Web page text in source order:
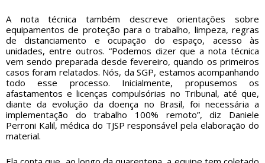
A nota técnica também descreve orientações sobre
equipamentos de proteção para o trabalho, limpeza, regras
de distanciamento e ocupação do espaço, acesso às
unidades, entre outros. “Podemos dizer que a nota técnica
vem sendo preparada desde fevereiro, quando os primeiros
casos foram relatados. Nós, da SGP, estamos acompanhando
todo esse processo. Inicialmente, propusemos os
afastamentos e licenças compulsórias no Tribunal, até que,
diante da evolução da doença no Brasil, foi necessária a
implementação do trabalho 100% remoto”, diz Daniele
Perroni Kalil, médica do TJSP responsável pela elaboração do
material.